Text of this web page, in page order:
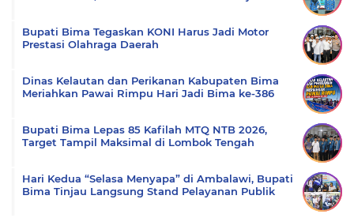
Bupati Bima Tegaskan KONI Harus Jadi Motor
Prestasi Olahraga Daerah
Dinas Kelautan dan Perikanan Kabupaten Bima
Meriahkan Pawai Rimpu Hari Jadi Bima ke-386
Bupati Bima Lepas 85 Kafilah MTQ NTB 2026,
Target Tampil Maksimal di Lombok Tengah
Hari Kedua “Selasa Menyapa” di Ambalawi, Bupati
Bima Tinjau Langsung Stand Pelayanan Publik